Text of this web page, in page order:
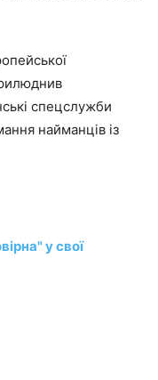
спецслужби
найманців із
у свої